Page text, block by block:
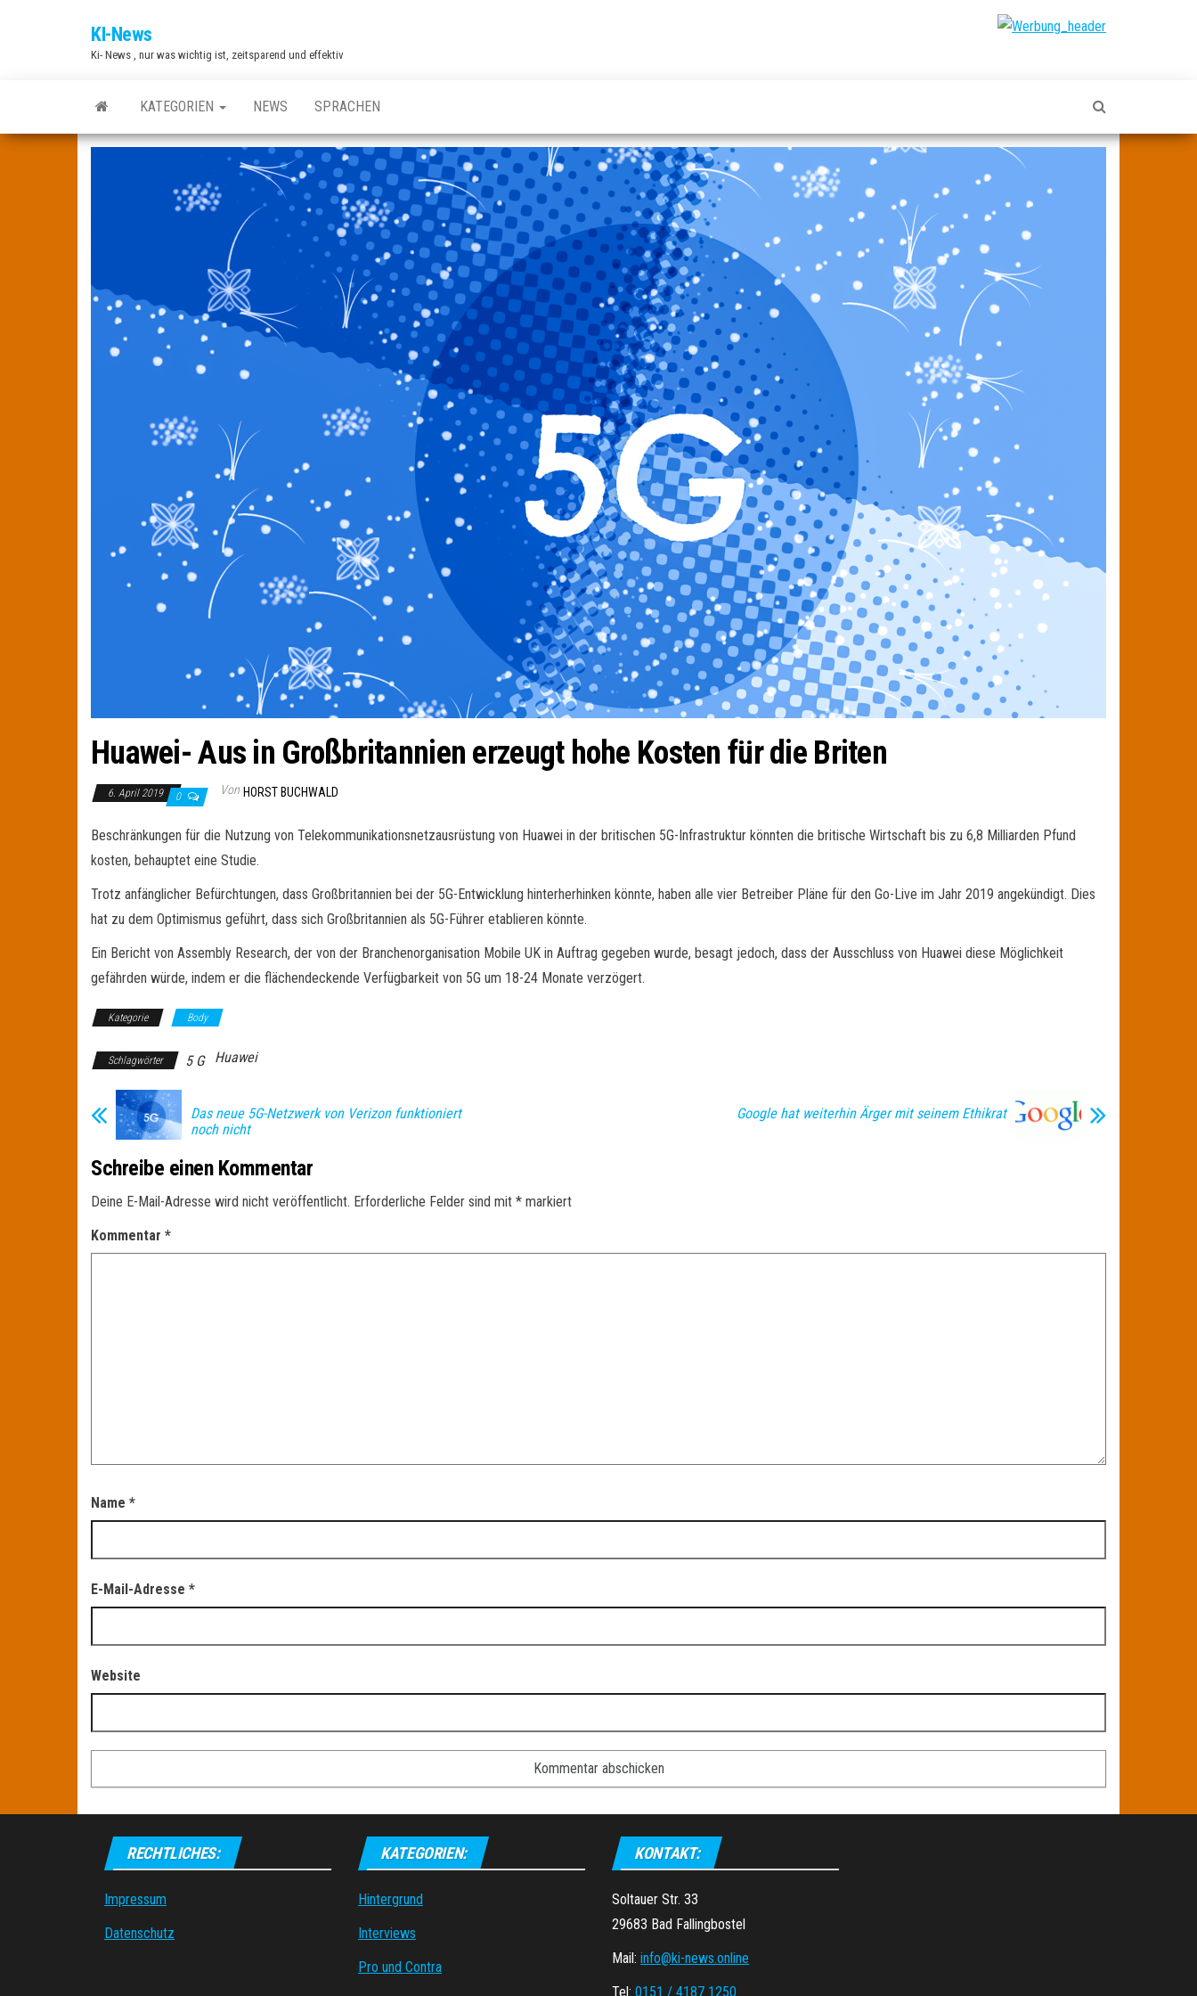
KI-News
Ki- News , nur was wichtig ist, zeitsparend und effektiv
KATEGORIEN NEWS SPRACHEN
Huawei- Aus in Großbritannien erzeugt hohe Kosten für die Briten
6. April 2019 0 Von HORST BUCHWALD
Beschränkungen für die Nutzung von Telekommunikationsnetzausrüstung von Huawei in der britischen 5G-Infrastruktur könnten die britische Wirtschaft bis zu 6,8 Milliarden Pfund
kosten, behauptet eine Studie.
Trotz anfänglicher Befürchtungen, dass Großbritannien bei der 5G-Entwicklung hinterherhinken könnte, haben alle vier Betreiber Pläne für den Go-Live im Jahr 2019 angekündigt. Dies
hat zu dem Optimismus geführt, dass sich Großbritannien als 5G-Führer etablieren könnte.
Ein Bericht von Assembly Research, der von der Branchenorganisation Mobile UK in Auftrag gegeben wurde, besagt jedoch, dass der Ausschluss von Huawei diese Möglichkeit
gefährden würde, indem er die flächendeckende Verfügbarkeit von 5G um 18-24 Monate verzögert.
Kategorie Body
Schlagwörter 5 G Huawei
Das neue 5G-Netzwerk von Verizon funktioniert
noch nicht
Google hat weiterhin Ärger mit seinem Ethikrat
Schreibe einen Kommentar
Deine E-Mail-Adresse wird nicht veröffentlicht. Erforderliche Felder sind mit * markiert
Kommentar *
Name *
E-Mail-Adresse *
Website
RECHTLICHES:
Impressum
Datenschutz
KATEGORIEN:
Hintergrund
Interviews
Pro und Contra
KONTAKT:
Soltauer Str. 33
29683 Bad Fallingbostel
Mail: info@ki-news.online
Tel: 0151 / 4187 1250